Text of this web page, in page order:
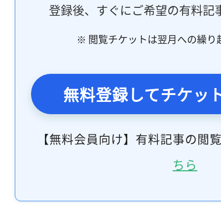
登録後、すぐにご希望の有料記
※ 閲覧チケットは翌月への繰り
無料登録してチケッ
【無料会員向け】有料記事の閲
ちら